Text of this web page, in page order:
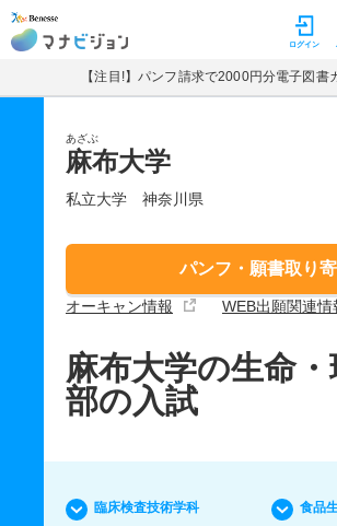
マナビジョン ログイン
【注目!】パンフ請求で2000円分電子図書
あざぶ
麻布大学
私立大学 神奈川県
パンフ・願書取り
オーキャン情報 WEB出願関連情
麻布大学の生命
部の入試
臨床検査技術学科 食品